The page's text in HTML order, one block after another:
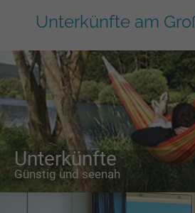
Unterkünfte am
Unterkünfte
Günstig und seenah